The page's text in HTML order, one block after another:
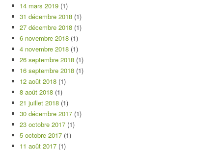
14 mars 2019 (1)
31 décembre 2018 (1)
27 décembre 2018 (1)
6 novembre 2018 (1)
4 novembre 2018 (1)
26 septembre 2018 (1)
16 septembre 2018 (1)
12 août 2018 (1)
8 août 2018 (1)
21 juillet 2018 (1)
30 décembre 2017 (1)
23 octobre 2017 (1)
5 octobre 2017 (1)
11 août 2017 (1)